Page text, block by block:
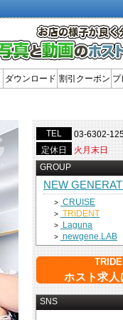
ダウンロード 割引クーポン プ
TEL
03-6302-
定休日
火月末日
GROUP
NEW
> CRUISE
> TRIDENT
> Laguna
> newgene.LAB
ホスト求人
SNS